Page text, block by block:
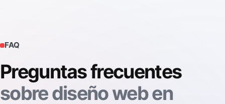
FAQ
Preguntas frecuentes
sobre diseño web en